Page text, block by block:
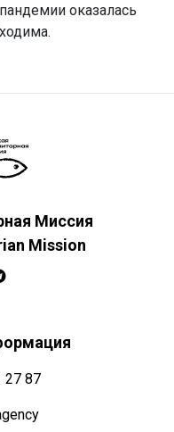
оказалась
Миссия
Mission
27 87